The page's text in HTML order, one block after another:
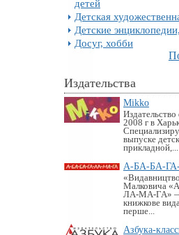
детей
Детская
Детские
Досуг, хобби
Издательства
Mikko
2008 г в
выпуске
прикладной,...
А-БА-БА-
Малковича
ЛА-МА-ГА» —
книжкове
перше...
Азбука-